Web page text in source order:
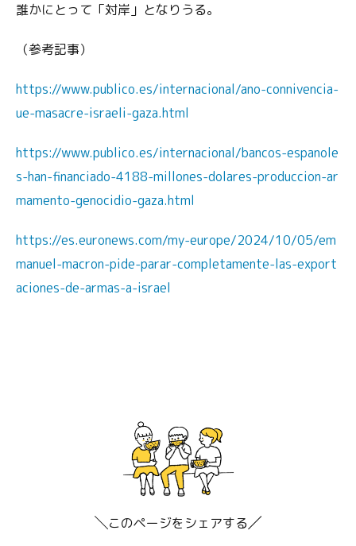
誰かにとって「対岸」となりうる。
（参考記事）
https://www.publico.es/internacional/ano-connivencia-
ue-masacre-israeli-gaza.html
https://www.publico.es/internacional/bancos-espanole
s-han-financiado-4188-millones-dolares-produccion-ar
mamento-genocidio-gaza.html
https://es.euronews.com/my-europe/2024/10/05/em
manuel-macron-pide-parar-completamente-las-export
aciones-de-armas-a-israel
このページをシェアする